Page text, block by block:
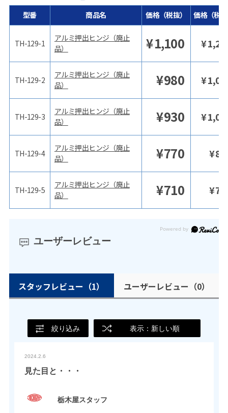
型番
TH-129-1
TH-129-2
TH-129-3
TH-129-4
TH-129-5
商品名 価格（税抜） 価格（税
アルミ押出ヒンジ（廃止
品）
¥1,100 ¥
アルミ押出ヒンジ（廃止
品）
¥980 ¥
アルミ押出ヒンジ（廃止
品）
¥930 ¥
アルミ押出ヒンジ（廃止
品）
¥770 ¥
アルミ押出ヒンジ（廃止
品）
¥710 ¥
ユーザーレビュー
スタッフレビュー （1） ユーザーレビュー （0）
絞り込み 表示：新しい順
2024.2.6
見た目と・・・
栃木屋スタッフ